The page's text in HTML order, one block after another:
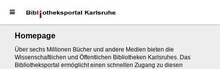
Homepage
Über sechs Millionen Bücher und andere Medien bieten die
Wissenschaftlichen und Öffentlichen Bibliotheken Karlsruhes. Das
Bibliotheksportal ermöglicht einen schnellen Zugang zu diesen